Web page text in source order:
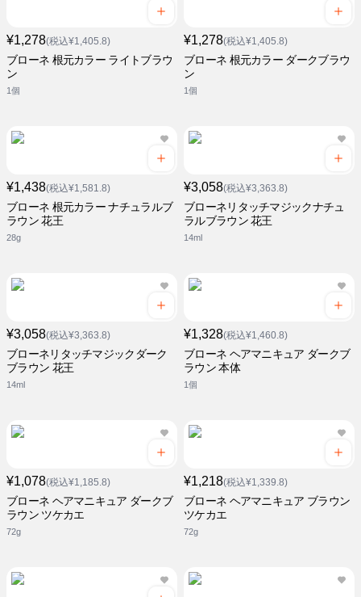
¥1,278(税込¥1,405.8)
ブローネ 根元カラー ライトブラウ
ン
1個
¥1,278(税込¥1,405.8)
ブローネ 根元カラー ダークブラウ
ン
1個
¥1,438(税込¥1,581.8)
ブローネ 根元カラー ナチュラルブ
ラウン 花王
28g
¥3,058(税込¥3,363.8)
ブローネリタッチマジックナチュ
ラルブラウン 花王
14ml
¥3,058(税込¥3,363.8)
ブローネリタッチマジックダーク
ブラウン 花王
14ml
¥1,328(税込¥1,460.8)
ブローネ ヘアマニキュア ダークブ
ラウン 本体
1個
¥1,078(税込¥1,185.8)
ブローネ ヘアマニキュア ダークブ
ラウン ツケカエ
72g
¥1,218(税込¥1,339.8)
ブローネ ヘアマニキュア ブラウン
ツケカエ
72g